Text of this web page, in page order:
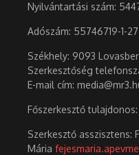
Nyilvántartási szám:
Adószám: 55746719-1-27
Székhely: 9093
Szerkesztőség
E-mail cím:
Főszerkesztő
Szerkesztő asszisztens:
Mária